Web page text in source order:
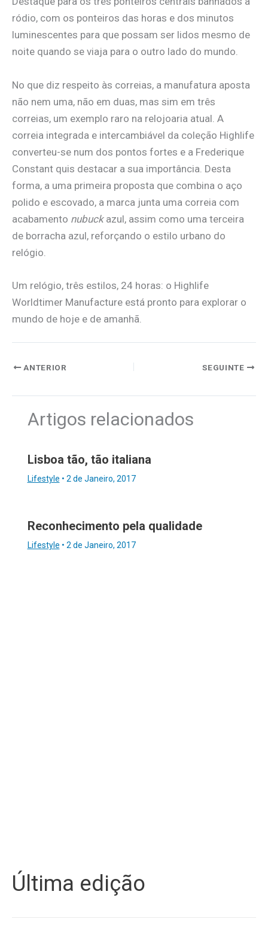
ródio, com os ponteiros das horas e dos minutos
luminescentes para que possam ser lidos mesmo de
noite quando se viaja para o outro lado do mundo.
No que diz respeito às correias, a manufatura aposta
não nem uma, não em duas, mas sim em três
correias, um exemplo raro na relojoaria atual. A
correia integrada e intercambiável da coleção Highlife
converteu-se num dos pontos fortes e a Frederique
Constant quis destacar a sua importância. Desta
forma, a uma primeira proposta que combina o aço
polido e escovado, a marca junta uma correia com
acabamento nubuckazul, assim como uma terceira
de borracha azul, reforçando o estilo urbano do
relógio.
Um relógio, três estilos, 24 horas: o Highlife
Worldtimer Manufacture está pronto para explorar o
mundo de hoje e de amanhã.
ANTERIOR SEGUINTE
Artigos relacionados
Lisboa tão, tão italiana
Lifestyle • 2 de Janeiro, 2017
Reconhecimento pela qualidade
Lifestyle • 2 de Janeiro, 2017
Última edição